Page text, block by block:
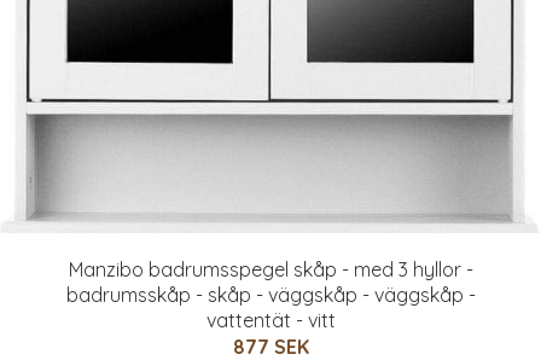
Manzibo badrumsspegel skåp - med 3 hyllor -
badrumsskåp - skåp - väggskåp - väggskåp -
vattentät - vitt
877 SEK